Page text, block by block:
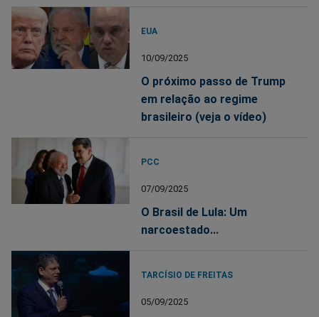
EUA
10/09/2025
O próximo passo de Trump
em relação ao regime
brasileiro (veja o vídeo)
PCC
07/09/2025
O Brasil de Lula: Um
narcoestado...
TARCÍSIO DE FREITAS
05/09/2025